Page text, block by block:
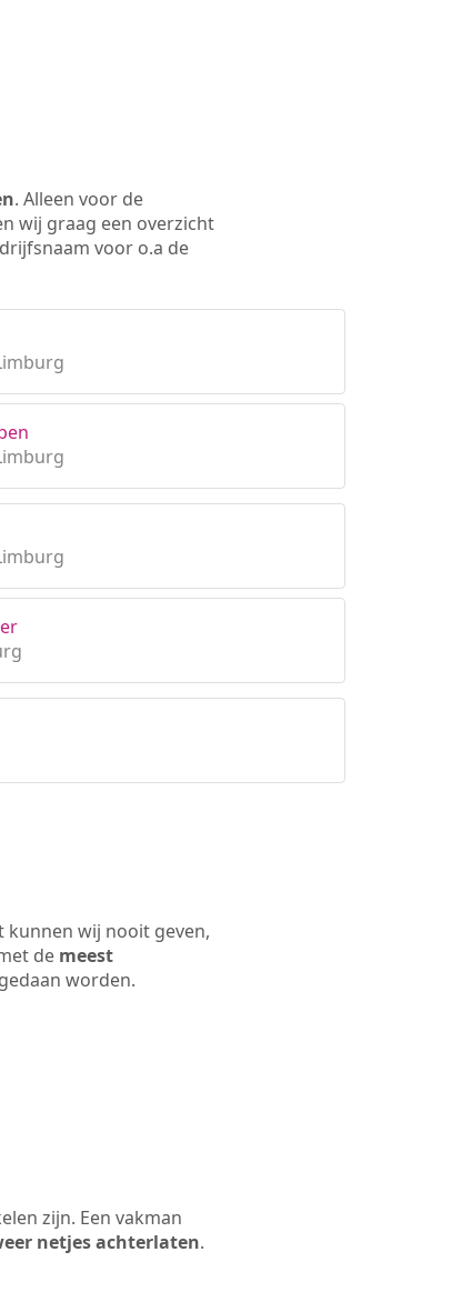
. Alleen voor de
wij graag een overzicht
voor o.a de
kunnen wij nooit geven,
de meest
worden.
zijn. Een vakman
netjes achterlaten.